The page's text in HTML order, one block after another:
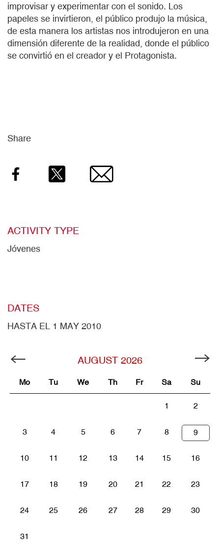
improvisar y experimentar con el sonido. Los
papeles se invirtieron, el público produjo la música,
de esta manera los artistas nos introdujeron en una
dimensión diferente de la realidad, donde el público
se convirtió en el creador y el Protagonista.
Share
Facebook Email
ACTIVITY TYPE
Jóvenes
DATES
HASTA EL 1 MAY 2010
AUGUST 2026
Mo Tu We Th Fr Sa Su
1 2
3 4 5 6 7 8 9
10 11 12 13 14 15 16
17 18 19 20 21 22 23
24 25 26 27 28 29 30
31